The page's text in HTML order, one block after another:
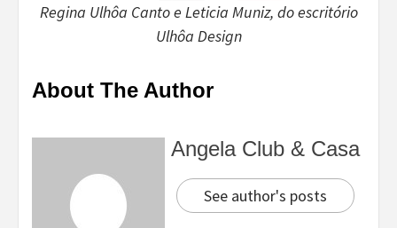
Regina Ulhôa Canto e Leticia Muniz, do escritório
Ulhôa Design
About The Author
Angela Club & Casa
See author's posts